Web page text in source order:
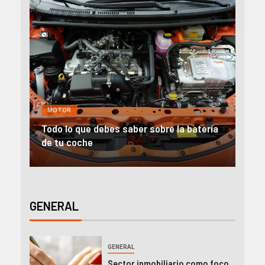
GENERAL MOTOR NEGOCIOS
Alquiler furgonetas Valencia: Ideas para
emprender
GENERAL
GENERAL